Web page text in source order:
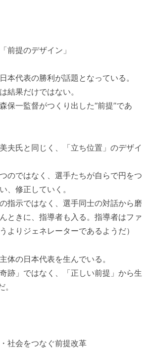
前提のデザイン」
本代表の勝利が話題となっている。
結果だけではない。
保一監督がつくり出した“前提”であ
夫氏と同じく、「立ち位置」のデザイ
のではなく、選手たちが自らで円をつ
、修正していく。
指示ではなく、選手同士の対話から磨
ときに、指導者も入る。指導者はファ
よりジェネレーターであるようだ）
体の日本代表を生んでいる。
跡」ではなく、「正しい前提」から生
社会をつなぐ前提改革